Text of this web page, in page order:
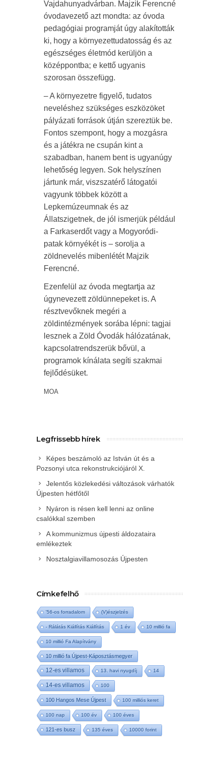
Vajdahunyadvárban. Majzik Ferencné
óvodavezető azt mondta: az óvoda
pedagógiai programját úgy alakították
ki, hogy a környezettudatosság és az
egészséges életmód kerüljön a
középpontba; e kettő ugyanis
szorosan összefügg.
– A környezetre figyelő, tudatos
neveléshez szükséges eszközöket
pályázati források útján szereztük be.
Fontos szempont, hogy a mozgásra
és a játékra ne csupán kint a
szabadban, hanem bent is ugyanúgy
lehetőség legyen. Sok helyszínen
jártunk már, viszszatérő látogatói
vagyunk többek között a
Lepkemúzeumnak és az
Állatszigetnek, de jól ismerjük például
a Farkaserdőt vagy a Mogyoródi-
patak környékét is – sorolja a
zöldnevelés mibenlétét Majzik
Ferencné.
Ezenfelül az óvoda megtartja az
úgynevezett zöldünnepeket is. A
résztvevőknek megéri a
zöldintézmények sorába lépni: tagjai
lesznek a Zöld Óvodák hálózatának,
kapcsolatrendszerük bővül, a
programok kínálata segíti szakmai
fejlődésüket.
MOA
Legfrissebb hírek
Képes beszámoló az István út és a
Pozsonyi utca rekonstrukciójáról X.
Jelentős közlekedési változások várhatók
Újpesten hétfőtől
Nyáron is résen kell lenni az online
csalókkal szemben
A kommunizmus újpesti áldozataira
emlékeztek
Nosztalgiavillamosozás Újpesten
Címkefelhő
'56-os forradalom (V)észjelzés
- Rálátás Kiállítás Kiállítás 1 év 10 millió fa
10 millió Fa Alapítvány
10 millió fa Újpest-Káposztásmegyer
12-es villamos 13. havi nyugdíj 14
14-es villamos 100
100 Hangos Mese Újpest 100 milliós keret
100 nap 100 év 100 éves
121-es busz 135 éves 10000 forint